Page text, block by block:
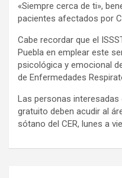
«Siempre cerca de ti»,
pacientes afectados por
Cabe recordar que el
Puebla en emplear este
psicológica y emocional
de Enfermedades
Las personas
gratuito deben acudir al
sótano del CER, lunes a